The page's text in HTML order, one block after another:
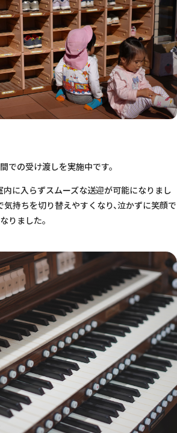
での受け渡しを実施中です。
内に入らずスムーズな送迎が可能になりまし
気持ちを切り替えやすくなり、泣かずに笑顔で
りました。